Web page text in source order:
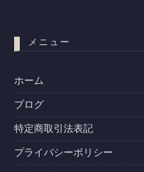
メニュー
ホーム
ブログ
特定商取引法表記
プライバシーポリシー